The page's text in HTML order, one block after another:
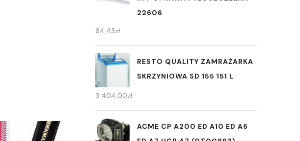
22606
64,43zł
RESTO QUALITY ZAMRAŻARKA
SKRZYNIOWA SD 155 151 L
3 404,00zł
ACME CP A200 ED A10 ED A6